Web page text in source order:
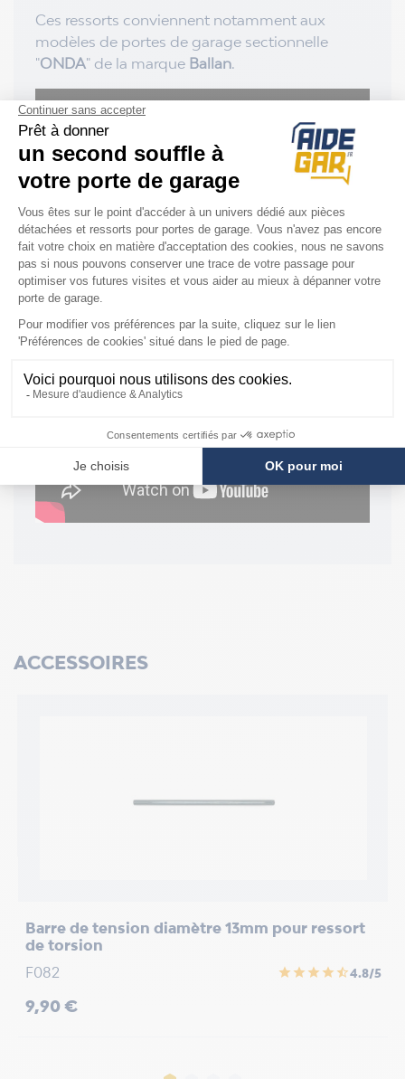
Ces ressorts conviennent notamment aux
modèles de portes de garage sectionnelle
"ONDA" de la marque Ballan.
ACCESSOIRES
Barre de tension diamètre 13mm pour ressort
de torsion
F082
star star star star star_half4.8/5
Prix
9,90 €